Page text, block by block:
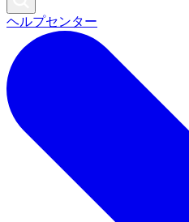
ヘルプセンター